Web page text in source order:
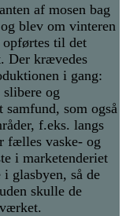
af mosen bag
blev om vinteren
til det
Der krævedes
i gang:
slibere og
som også
f.eks. langs
fælles vaske- og
i marketenderiet
glasbyen, så de
skulle de